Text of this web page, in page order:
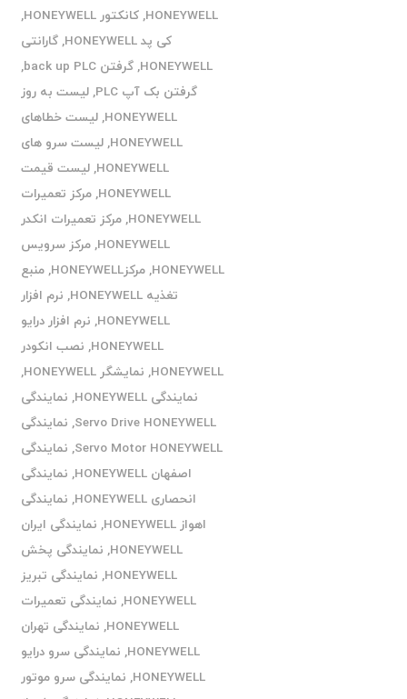
HONEYWELL
,کانکتور HONEYWELL
,
کی پد HONEYWELL
,گارانتی
HONEYWELL
,گرفتن back up PLC
,
گرفتن بک آپ PLC
,لیست به روز
HONEYWELL
,لیست خطاهای
HONEYWELL
,لیست سرو های
HONEYWELL
,لیست قیمت
HONEYWELL
,مرکز تعمیرات
HONEYWELL
,مرکز تعمیرات انکدر
HONEYWELL
,مرکز سرویس
HONEYWELL
,مرکزHONEYWELL ,منبع
تغذیه HONEYWELL
, نرم افزار
HONEYWELL
, نرم افزار درایو
HONEYWELL
, نصب انکودر
HONEYWELL
, نمایشگر HONEYWELL
,
نمایندگی HONEYWELL
, نمایندگی
Servo Drive HONEYWELL
, نمایندگی
Servo Motor HONEYWELL
, نمایندگی
اصفهان HONEYWELL
, نمایندگی
انحصاری HONEYWELL
, نمایندگی
اهواز HONEYWELL
, نمایندگی ایران
HONEYWELL
, نمایندگی پخش
HONEYWELL
, نمایندگی تبریز
HONEYWELL
, نمایندگی تعمیرات
HONEYWELL
, نمایندگی تهران
HONEYWELL
, نمایندگی سرو درایو
HONEYWELL
, نمایندگی سرو موتور